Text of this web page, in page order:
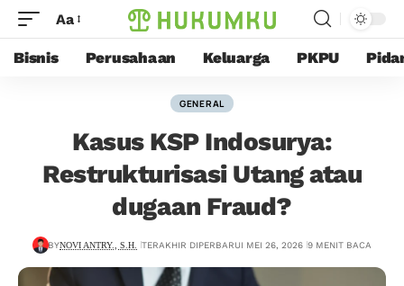
Aa
Bisnis Perusahaan Keluarga PKPU
GENERAL
Kasus KSP Indosurya:
Restrukturisasi Utang atau
dugaan Fraud?
BYNOVI ANTRY., S.H. TERAKHIR DIPERBARUI MEI 26, 2026 9 MENIT BACA